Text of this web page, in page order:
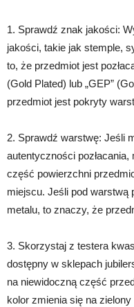
1. Sprawdź znak jakości:
jakości, takie jak stemple,
to, że przedmiot jest
(Gold Plated) lub „GEP”
przedmiot jest pokryty
2. Sprawdź warstwę: Jeśli
autentyczności
część powierzchni
miejscu. Jeśli pod warstwą
metalu, to znaczy, że
3. Skorzystaj z testera
dostępny w sklepach
na niewidoczną część
kolor zmienia się na